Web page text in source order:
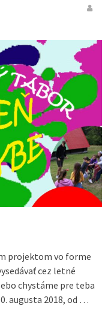
projektom vo forme
cez letné
chystáme pre teba
augusta 2018, od …